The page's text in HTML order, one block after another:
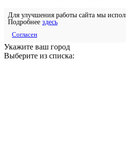
Для улучшения работы сайта мы
Подробнее здесь
Согласен
Укажите ваш город
Выберите из списка: